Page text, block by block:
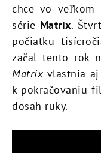
chce vo veľkom
série Matrix.
počiatku
začal tento rok
Matrix vlastnia aj
k pokračovaniu
dosah ruky.